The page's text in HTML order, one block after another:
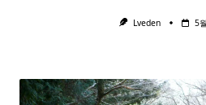
Lveden 5